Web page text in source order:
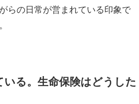
らの日常が営まれている印象で
いる。生命保険はどうした